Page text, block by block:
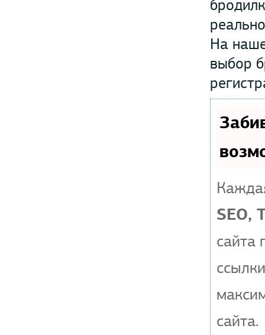
На
выбор
SEO,
сайта
сайта.